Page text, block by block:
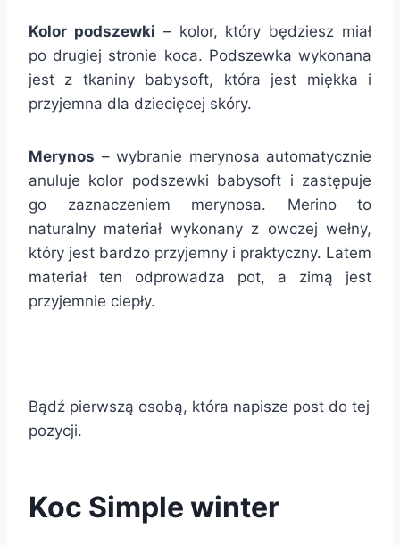
Kolor podszewki – kolor, który będziesz miał
po drugiej stronie koca. Podszewka wykonana
jest z tkaniny babysoft, która jest miękka i
przyjemna dla dziecięcej skóry.
Merynos – wybranie merynosa automatycznie
anuluje kolor podszewki babysoft i zastępuje
go zaznaczeniem merynosa. Merino to
naturalny materiał wykonany z owczej wełny,
który jest bardzo przyjemny i praktyczny. Latem
materiał ten odprowadza pot, a zimą jest
przyjemnie ciepły.
Bądź pierwszą osobą, która napisze post do tej
pozycji.
Koc Simple winter